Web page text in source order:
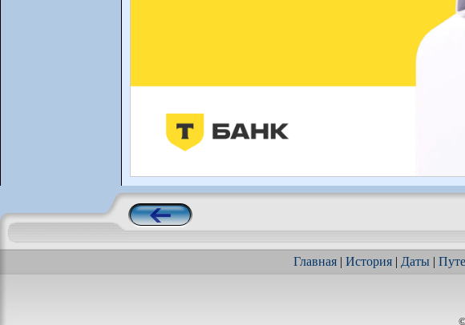
Главная| История| Даты|